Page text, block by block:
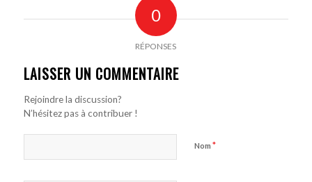
0
RÉPONSES
LAISSER UN COMMENTAIRE
Rejoindre la discussion?
N’hésitez pas à contribuer !
Nom *